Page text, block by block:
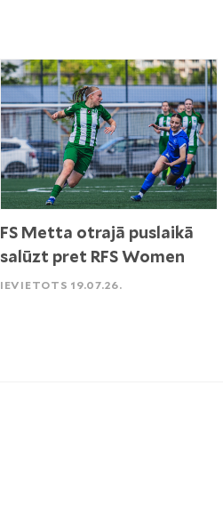
FS Metta otrajā puslaikā
salūzt pret RFS Women
IEVIETOTS 19.07.26.